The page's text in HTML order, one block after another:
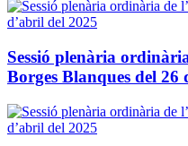
Sessió plenària
Borges Blanques del 26